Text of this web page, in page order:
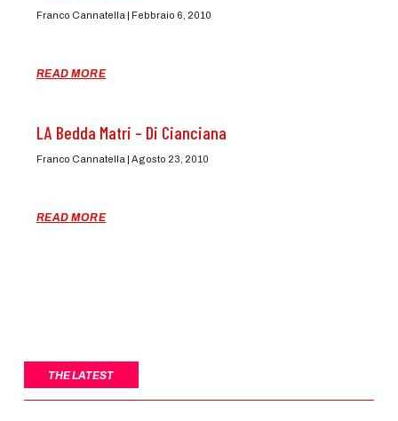
Franco Cannatella Febbraio 6, 2010
READ MORE
LA Bedda Matri – Di Cianciana
Franco Cannatella Agosto 23, 2010
READ MORE
THE LATEST